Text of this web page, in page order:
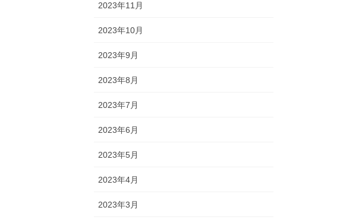
2023年11月
2023年10月
2023年9月
2023年8月
2023年7月
2023年6月
2023年5月
2023年4月
2023年3月